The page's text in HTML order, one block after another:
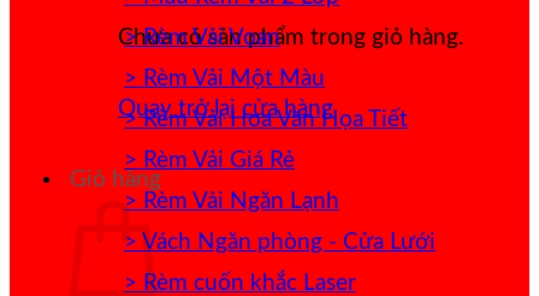
Chưa có sản phẩm trong giỏ hàng.
Quay trở lại cửa hàng
Giỏ hàng
> Rèm Vải Voan
> Rèm Vải Một Màu
> Rèm Vải Hoa Văn Họa Tiết
> Rèm Vải Giá Rẻ
> Rèm Vải Ngăn Lạnh
> Vách Ngăn phòng - Cửa Lưới
> Rèm cuốn khắc Laser